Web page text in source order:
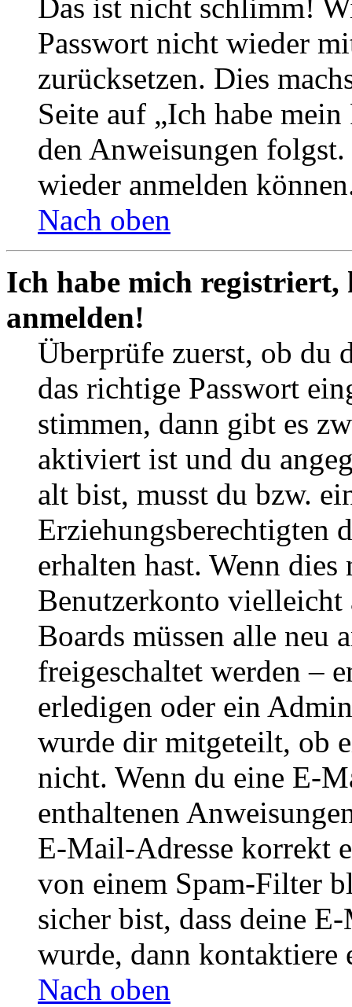
Das ist nicht schlimm!
Passwort nicht wieder
zurücksetzen. Dies
Seite auf „Ich habe
den Anweisungen
wieder anmelden
Nach oben
Ich habe mich
anmelden!
Überprüfe zuerst, ob du
das richtige Passwort
stimmen, dann gibt es
aktiviert ist und du
alt bist, musst du bzw.
Erziehungsberechtigten
erhalten hast. Wenn
Benutzerkonto
Boards müssen alle neu
freigeschaltet werden –
erledigen oder ein
wurde dir mitgeteilt, ob
nicht. Wenn du eine E-
enthaltenen
E-Mail-Adresse korrekt
von einem Spam-Filter
sicher bist, dass deine
wurde, dann kontaktiere
Nach oben